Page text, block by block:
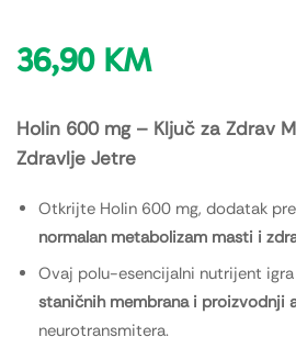
36,90 KM
Holin 600 mg – Ključ za Zdrav
Zdravlje Jetre
Otkrijte Holin 600 mg, dodatak
normalan metabolizam masti i
Ovaj polu-esencijalni nutrijent
staničnih membrana i proizvodnji
neurotransmitera.